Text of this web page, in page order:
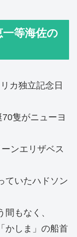
等海佐の
カ独立記念日
隻がニューヨ
ンエリザベス
ていたハドソン
もなく、
かしま」の船首